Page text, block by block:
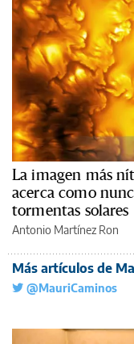
La imagen más
acerca como
tormentas solares
Antonio Martínez Ron
Más artículos de
@MauriCaminos